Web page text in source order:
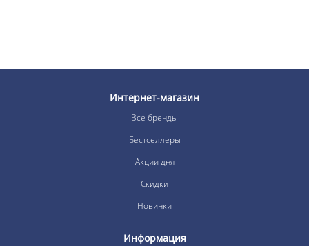
Интернет-магазин
Все бренды
Бестселлеры
Акции дня
Скидки
Новинки
Информация